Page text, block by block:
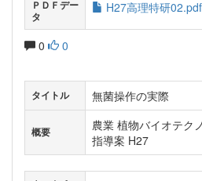
ＰＤＦデー
タ
H27高理特研02.pdf
0 0
タイトル 無菌操作の実際
概要
農業 植物バイオテク
指導案 H27